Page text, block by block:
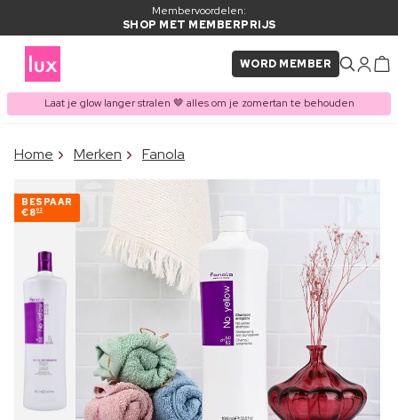
Membervoordelen:
SHOP MET MEMBERPRIJS
WORD MEMBER
Laat je glow langer stralen 🤎 alles om je zomertan te behouden
ITEM TOEGEVOEGD AAN
WINKELMAND
Home Merken Fanola
BESPAAR
€802